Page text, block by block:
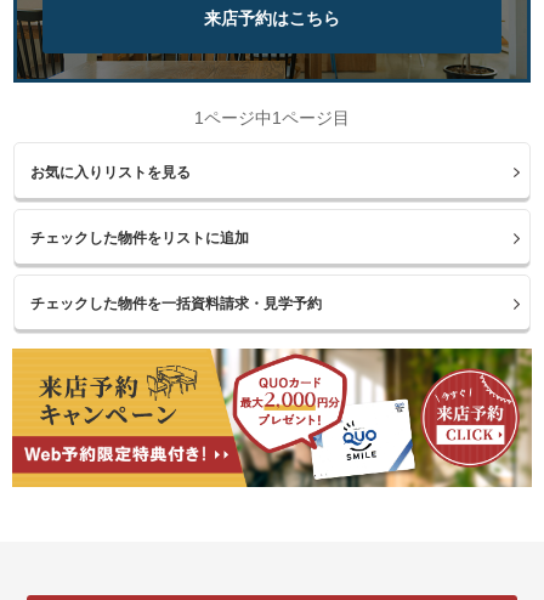
来店予約はこちら
1ページ中1ページ目
お気に入りリストを見る